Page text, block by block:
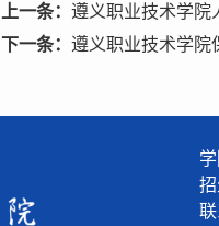
上一条： 遵义职业技术学院
下一条： 遵义职业技术学院
招